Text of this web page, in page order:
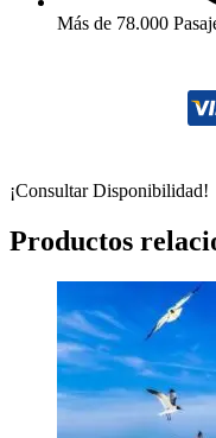
Más de 78.000
¡Consultar Disponibilidad!
Productos